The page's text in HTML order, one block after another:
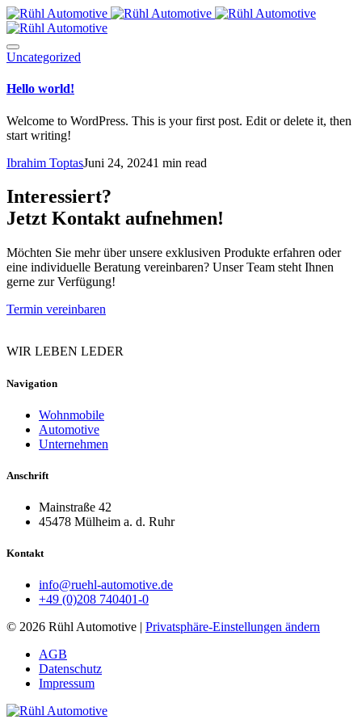
Uncategorized
Hello world!
Welcome to WordPress. This is your first post. Edit or delete it, then
start writing!
Ibrahim ToptasJuni 24, 20241 min read
Interessiert?
Jetzt Kontakt aufnehmen!
Möchten Sie mehr über unsere exklusiven Produkte erfahren oder
eine individuelle Beratung vereinbaren? Unser Team steht Ihnen
gerne zur Verfügung!
Termin vereinbaren
WIR LEBEN LEDER
Navigation
Wohnmobile
Automotive
Unternehmen
Anschrift
Mainstraße 42
45478 Mülheim a. d. Ruhr
Kontakt
info@ruehl-automotive.de
+49 (0)208 740401-0
© 2026 Rühl Automotive | Privatsphäre-Einstellungen ändern
AGB
Datenschutz
Impressum